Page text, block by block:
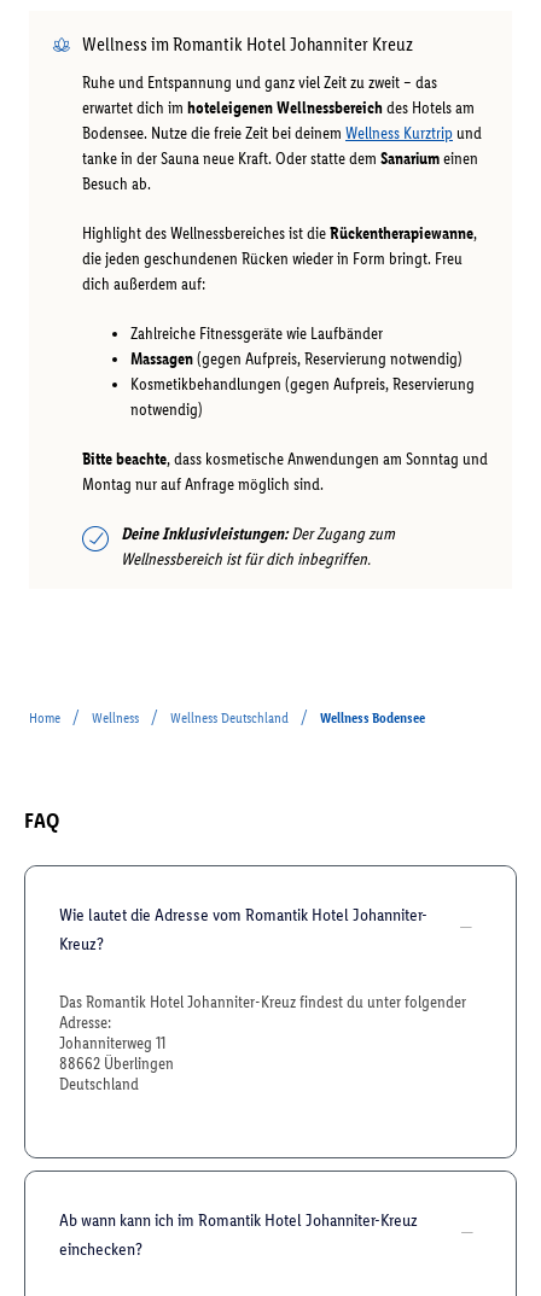
Wellness im Romantik Hotel Johanniter Kreuz
Ruhe und Entspannung und ganz viel Zeit zu zweit – das
erwartet dich im hoteleigenen Wellnessbereichdes Hotels am
Bodensee. Nutze die freie Zeit bei deinem Wellness Kurztrip und
tanke in der Sauna neue Kraft. Oder statte dem Sanariumeinen
Besuch ab.
Highlight des Wellnessbereiches ist dieRückentherapiewanne,
die jeden geschundenen Rücken wieder in Form bringt. Freu
dich außerdem auf:
Zahlreiche Fitnessgeräte wie Laufbänder
Massagen(gegen Aufpreis, Reservierung notwendig)
Kosmetikbehandlungen (gegen Aufpreis, Reservierung
notwendig)
Bitte beachte, dass kosmetische Anwendungen am Sonntag und
Montag nur auf Anfrage möglich sind.
Deine Inklusivleistungen:Der Zugang zum
Wellnessbereich ist für dich inbegriffen.
Home / Wellness / Wellness Deutschland / Wellness Bodensee
FAQ
Wie lautet die Adresse vom Romantik Hotel Johanniter-
Kreuz?
Das Romantik Hotel Johanniter-Kreuz findest du unter folgender
Adresse:
Johanniterweg 11
88662 Überlingen
Deutschland
Ab wann kann ich im Romantik Hotel Johanniter-Kreuz
einchecken?